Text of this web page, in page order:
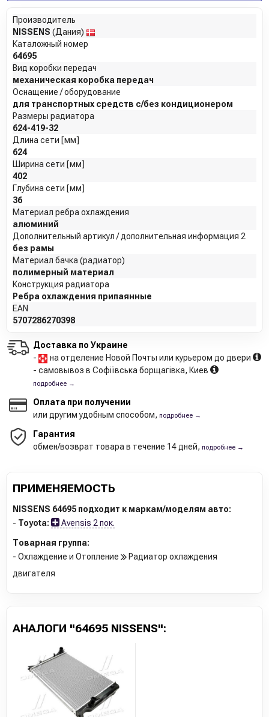
Производитель
NISSENS (Дания)
Каталожный номер
64695
Вид коробки передач
механическая коробка передач
Оснащение / оборудование
для транспортных средств с/без кондиционером
Размеры радиатора
624-419-32
Длина сети [мм]
624
Ширина сети [мм]
402
Глубина сети [мм]
36
Материал ребра охлаждения
алюминий
Дополнительный артикул / дополнительная информация 2
без рамы
Материал бачка (радиатор)
полимерный материал
Конструкция радиатора
Ребра охлаждения припаянные
EAN
5707286270398
Доставка по Украине
-
на отделение Новой Почты или курьером до двери
- самовывоз в Софіївська борщагівка, Киев
подробнее →
Оплата при получении
или другим удобным способом, подробнее →
Гарантия
обмен/возврат товара в течение 14 дней, подробнее →
ПРИМЕНЯЕМОСТЬ
NISSENS 64695 подходит к маркам/моделям авто:
- Toyota: Avensis 2 пок.
Товарная группа:
- Охлаждение и Отопление
Радиатор охлаждения
двигателя
АНАЛОГИ "64695 NISSENS":